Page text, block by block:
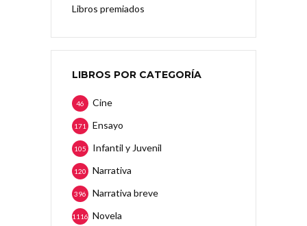
Libros premiados
LIBROS POR CATEGORÍA
Cine
46
Ensayo
171
Infantil y Juvenil
105
Narrativa
120
Narrativa breve
396
Novela
1116